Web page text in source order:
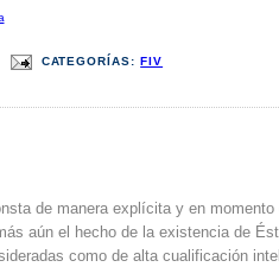
CATEGORÍAS: FIV
de manera explícita y en
aún el hecho de la existencia de
como de alta cualificación